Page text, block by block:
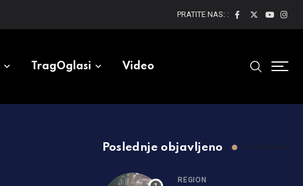
PRATITE NAS: :
TragOglasi Video
Poslednje objavljeno
REGION